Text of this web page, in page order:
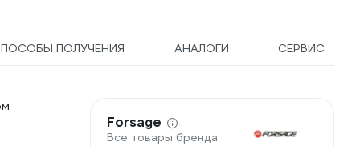
ПОЛУЧЕНИЯ АНАЛОГИ СЕРВИС
Forsage
Все товары бренда